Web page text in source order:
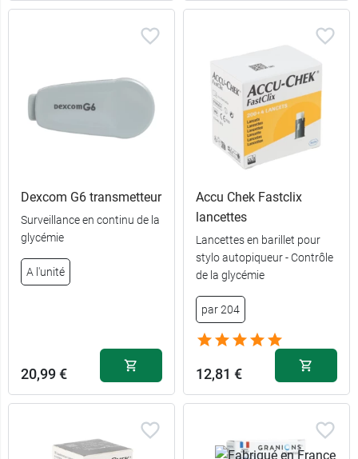
Dexcom G6 transmetteur
Surveillance en continu de la
glycémie
A l'unité
20,99 €
Accu Chek Fastclix
lancettes
Lancettes en barillet pour
stylo autopiqueur - Contrôle
de la glycémie
par 204
12,81 €